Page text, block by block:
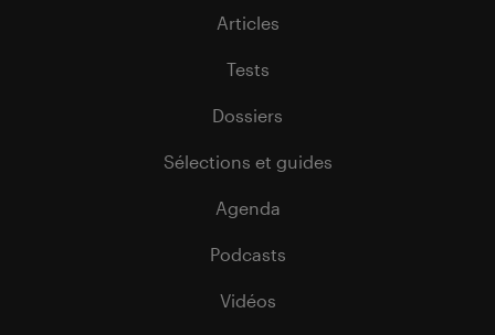
Articles
Tests
Dossiers
Sélections et guides
Agenda
Podcasts
Vidéos